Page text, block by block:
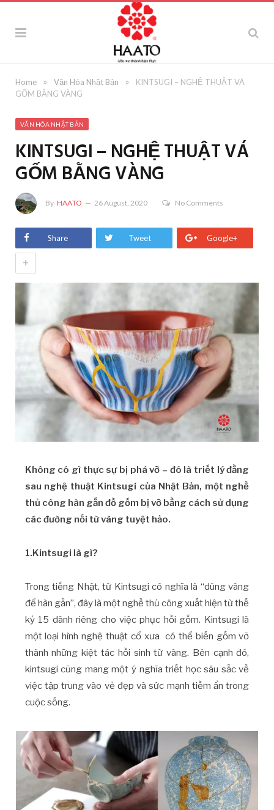
Home » Văn Hóa Nhật Bản »
KINTSUGI – NGHỆ THUẬT VÁ
GỐM BẰNG VÀNG
VĂN HÓA NHẬT BẢN
KINTSUGI – NGHỆ THUẬT VÁ
GỐM BẰNG VÀNG
By HAATO 26 August, 2020 No Comments
Share Tweet Google+
+
Không có gì thực sự bị phá vỡ – đó là triết lý đằng
sau nghệ thuật Kintsugi của Nhật Bản, một nghề
thủ công hàn gắn đồ gốm bị vỡ bằng cách sử dụng
các đường nối từ vàng tuyệt hảo.
1.Kintsugi là gì?
Trong tiếng Nhật, từ Kintsugi có nghĩa là “dùng vàng
để hàn gắn”, đây là một nghề thủ công xuất hiện từ thế
kỷ 15 dành riêng cho việc phục hồi gốm. Kintsugi là
một loại hình nghệ thuật cổ xưa có thể biến gốm vỡ
thành những kiệt tác hồi sinh từ vàng. Bên cạnh đó,
kintsugi cũng mang một ý nghĩa triết học sâu sắc về
việc tập trung vào vẻ đẹp và sức mạnh tiềm ẩn trong
cuộc sống.